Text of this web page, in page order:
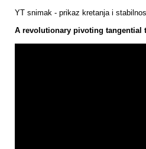
YT snimak - prikaz kretanja i
A revolutionary pivoting tangential